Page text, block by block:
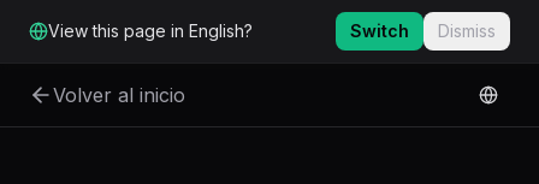
View this page in English? Switch Dismiss
Volver al inicio